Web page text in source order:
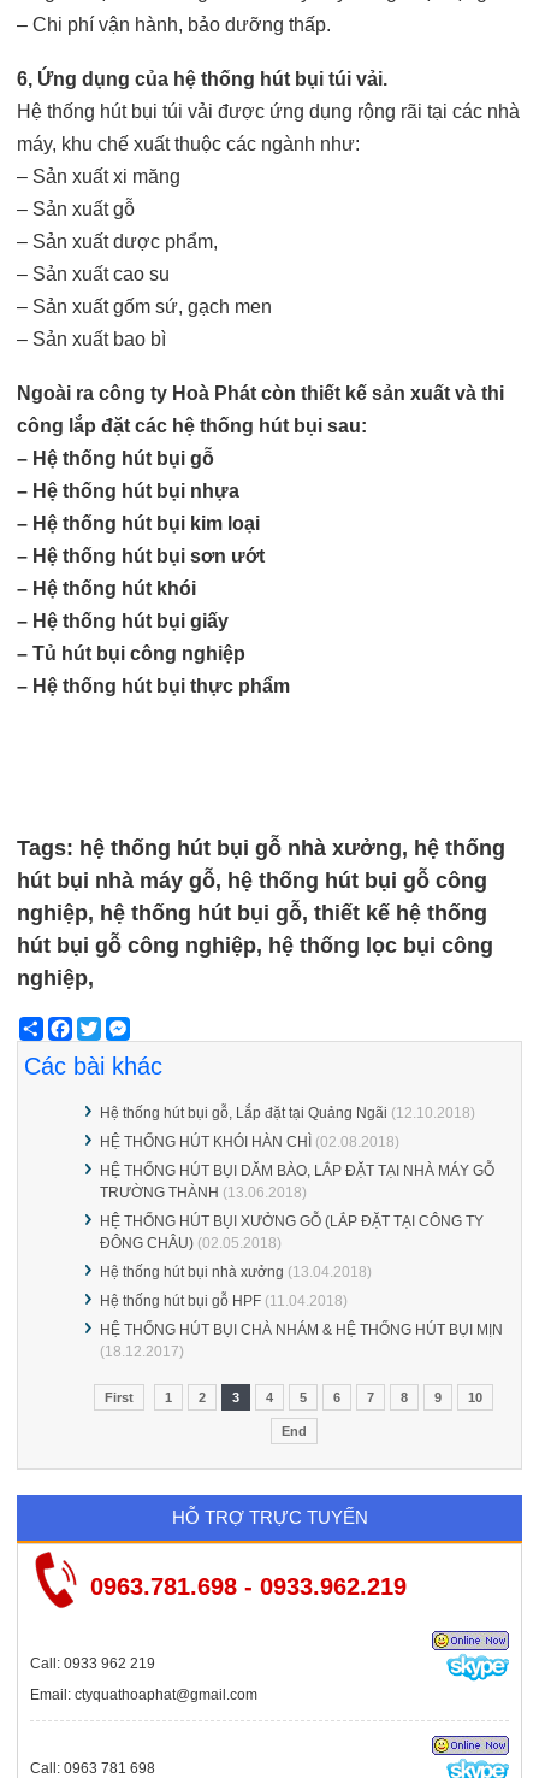
– Chi phí vận hành, bảo dưỡng thấp.
6, Ứng dụng của hệ thống hút bụi túi vải.
Hệ thống hút bụi túi vải được ứng dụng rộng rãi tại các nhà
máy, khu chế xuất thuộc các ngành như:
– Sản xuất xi măng
– Sản xuất gỗ
– Sản xuất dược phẩm,
– Sản xuất cao su
– Sản xuất gốm sứ, gạch men
– Sản xuất bao bì
Ngoài ra công ty Hoà Phát còn thiết kế sản xuất và thi
công lắp đặt các hệ thống hút bụi sau:
– Hệ thống hút bụi gỗ
– Hệ thống hút bụi nhựa
– Hệ thống hút bụi kim loại
– Hệ thống hút bụi sơn ướt
– Hệ thống hút khói
– Hệ thống hút bụi giấy
– Tủ hút bụi công nghiệp
– Hệ thống hút bụi thực phẩm
Tags: hệ thống hút bụi gỗ nhà xưởng, hệ thống
hút bụi nhà máy gỗ, hệ thống hút bụi gỗ công
nghiệp, hệ thống hút bụi gỗ, thiết kế hệ thống
hút bụi gỗ công nghiệp, hệ thống lọc bụi công
nghiệp,
ShareFacebook
Twitter
Các bài khác
Hệ thống hút bụi gỗ, Lắp đặt tại Quảng Ngãi (12.10.2018)
HỆ THỐNG HÚT KHÓI HÀN CHÌ
(02.08.2018)
HỆ THỐNG HÚT BỤI DĂM BÀO, LẮP ĐẶT TẠI NHÀ MÁY GỖ
TRƯỜNG THÀNH (13.06.2018)
HỆ THỐNG HÚT BỤI XƯỞNG GỖ (LẮP ĐẶT TẠI CÔNG TY
ĐÔNG CHÂU) (02.05.2018)
Hệ thống hút bụi nhà xưởng (13.04.2018)
Hệ thống hút bụi gỗ HPF (11.04.2018)
HỆ THỐNG HÚT BỤI CHÀ NHÁM & HỆ THỐNG HÚT BỤI MỊN
(18.12.2017)
First 1 2 3 4 5 6 7 8 9 10
End
HỖ TRỢ TRỰC TUYẾN
0963.781.698 - 0933.962.219
Call: 0933 962 219
Email: ctyquathoaphat@gmail.com
Call: 0963 781 698